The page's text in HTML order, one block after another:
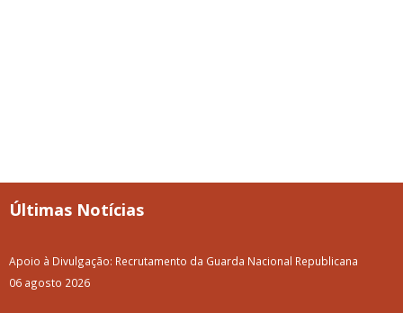
Últimas Notícias
Apoio à Divulgação: Recrutamento da Guarda Nacional Republicana
06 agosto 2026